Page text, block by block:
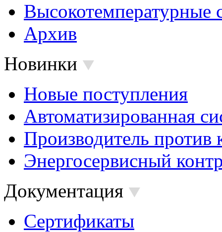
Высокотемпературные
Архив
Новинки
Новые поступления
Автоматизированная
Производитель против
Энергосервисный
Документация
Сертификаты